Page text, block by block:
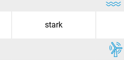
stark